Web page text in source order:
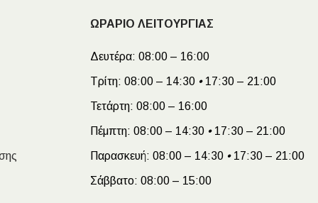
ΩΡΑΡΙΟ ΛΕΙΤΟΥΡΓΙΑΣ
Δευτέρα: 08:00 – 16:00
Τρίτη: 08:00 – 14:30 •17:30 – 21:00
Τετάρτη: 08:00 – 16:00
Πέμπτη: 08:00 – 14:30 •17:30 – 21:00
Παρασκευή: 08:00 – 14:30 •17:30 – 21:00
Σάββατο: 08:00 – 15:00